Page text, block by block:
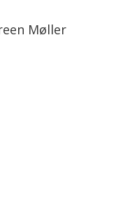
Møller